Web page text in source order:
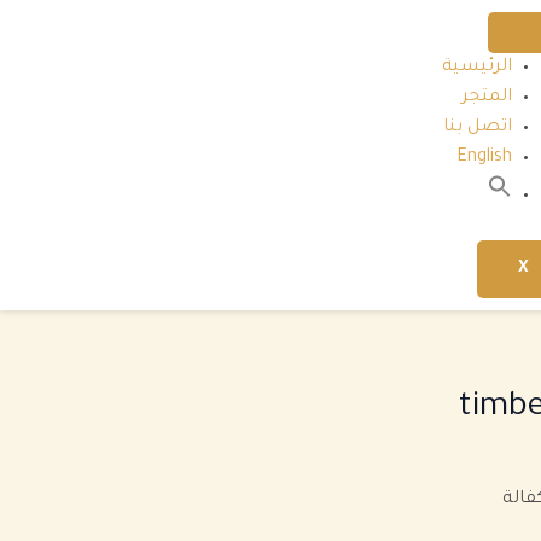
الرئيسية
المتجر
اتصل بنا
English
بحث
X